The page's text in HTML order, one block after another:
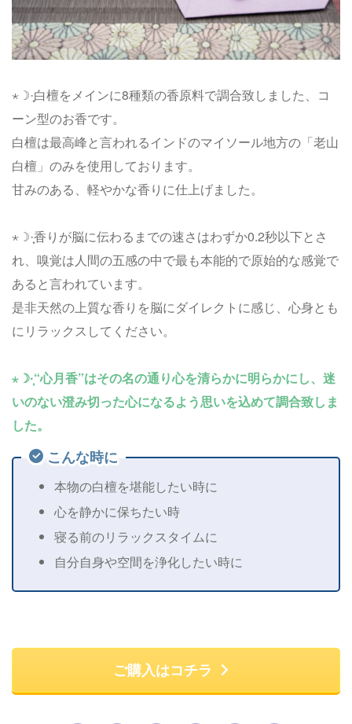
⋆☽︎︎·̩͙白檀をメインに8種類の香原料で調合致しました、コ
ーン型のお香です。
白檀は最高峰と言われるインドのマイソール地方の「老山
白檀」のみを使用しております。
甘みのある、軽やかな香りに仕上げました。
⋆☽︎︎·̩͙香りが脳に伝わるまでの速さはわずか0.2秒以下とさ
れ、嗅覚は人間の五感の中で最も本能的で原始的な感覚で
あると言われています。
是非天然の上質な香りを脳にダイレクトに感じ、心身とも
にリラックスしてください。
⋆☽︎︎·̩͙“心月香”はその名の通り心を清らかに明らかにし、迷
いのない澄み切った心になるよう思いを込めて調合致しま
した。
こんな時に
本物の白檀を堪能したい時に
心を静かに保ちたい時
寝る前のリラックスタイムに
自分自身や空間を浄化したい時に
ご購入はコチラ